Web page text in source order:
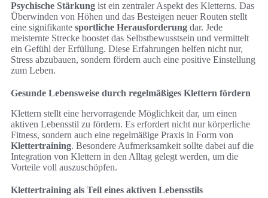
Psychische Stärkung ist ein zentraler Aspekt des Kletterns. Das
Überwinden von Höhen und das Besteigen neuer Routen stellt
eine signifikante sportliche Herausforderung dar. Jede
meisternte Strecke boostet das Selbstbewusstsein und vermittelt
ein Gefühl der Erfüllung. Diese Erfahrungen helfen nicht nur,
Stress abzubauen, sondern fördern auch eine positive Einstellung
zum Leben.
Gesunde Lebensweise durch regelmäßiges Klettern fördern
Klettern stellt eine hervorragende Möglichkeit dar, um einen
aktiven Lebensstil zu fördern. Es erfordert nicht nur körperliche
Fitness, sondern auch eine regelmäßige Praxis in Form von
Klettertraining. Besondere Aufmerksamkeit sollte dabei auf die
Integration von Klettern in den Alltag gelegt werden, um die
Vorteile voll auszuschöpfen.
Klettertraining als Teil eines aktiven Lebensstils